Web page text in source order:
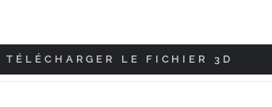
TÉLÉCHARGER LE FICHIER 3D